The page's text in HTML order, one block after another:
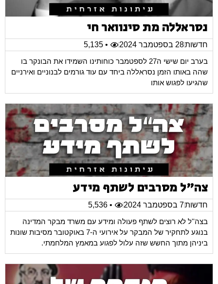
נסראללה מת סינוואר חי
חדשות28 בספטמבר 2024
• 5,135
בערב יום שישי ה27 לספטמבר כוחותינו השמידו את הבונקר בו
שהה באותו הזמן נסראללה ביחד עם עוד גורמים לבנוניים ואירניים
שהגיעו לפגוש אותו
צה"ל מסרבים לשתף מידע
חדשות7 בספטמבר 2024
• 5,536
בצה''ל לא רוצים לשתף פעולה ומידע עם משרד מבקר המדינה
בנוגע לתחקיר של המבקר על אירועי ה-7 באוקטובר מסיבות שונות
ביניהן מתוך החשש שזה עלול לפגוע במאמץ המלחמתי.